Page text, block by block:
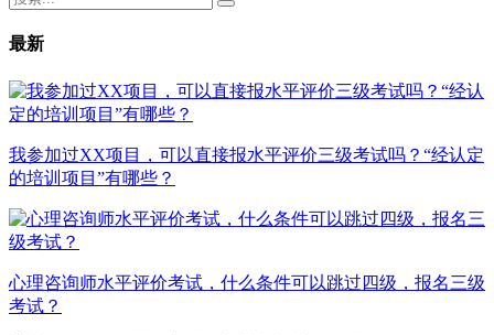
最新
我参加过XX项目，可以直接报水平评价三级考试吗？“经认定
的培训项目”有哪些？
心理咨询师水平评价考试，什么条件可以跳过四级，报名三级
考试？